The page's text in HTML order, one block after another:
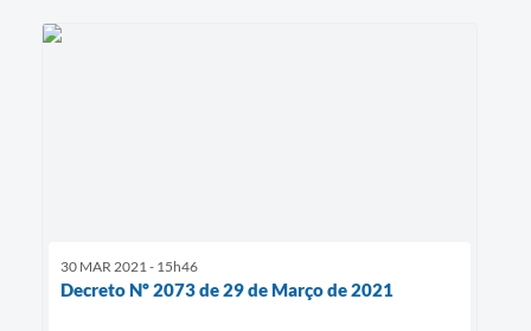
30 MAR 2021 - 15h46
Decreto Nº 2073 de 29 de Março de 2021